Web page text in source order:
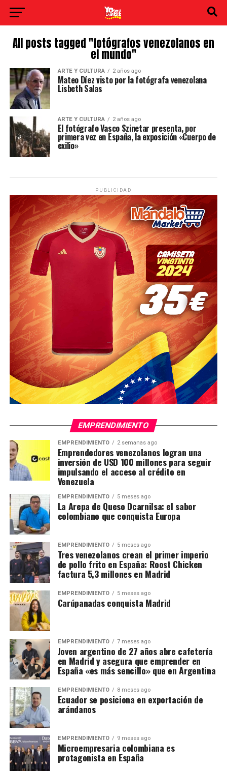
All posts tagged "fotógrafos venezolanos en
el mundo"
ARTE Y CULTURA 2 años ago
Mateo Díez visto por la fotógrafa venezolana
Lisbeth Salas
ARTE Y CULTURA 2 años ago
El fotógrafo Vasco Szinetar presenta, por
primera vez en España, la exposición «Cuerpo de
exilio»
PUBLICIDAD
EMPRENDIMIENTO
EMPRENDIMIENTO 2 semanas ago
Emprendedores venezolanos logran una
inversión de USD 100 millones para seguir
impulsando el acceso al crédito en
Venezuela
EMPRENDIMIENTO 5 meses ago
La Arepa de Queso Dcarnilsa: el sabor
colombiano que conquista Europa
EMPRENDIMIENTO 5 meses ago
Tres venezolanos crean el primer imperio
de pollo frito en España: Roost Chicken
factura 5,3 millones en Madrid
EMPRENDIMIENTO 5 meses ago
Carúpanadas conquista Madrid
EMPRENDIMIENTO 7 meses ago
Joven argentino de 27 años abre cafetería
en Madrid y asegura que emprender en
España «es más sencillo» que en Argentina
EMPRENDIMIENTO 8 meses ago
Ecuador se posiciona en exportación de
arándanos
EMPRENDIMIENTO 9 meses ago
Microempresaria colombiana es
protagonista en España